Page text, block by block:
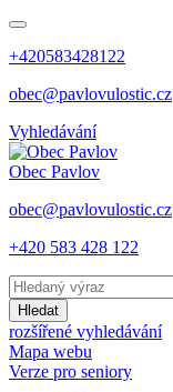
+420583428122
obec@pavlovulostic.cz
Vyhledávání
Obec Pavlov
obec@pavlovulostic.cz
+420 583 428 122
Hledat
rozšířené vyhledávání
Mapa webu
Verze pro seniory